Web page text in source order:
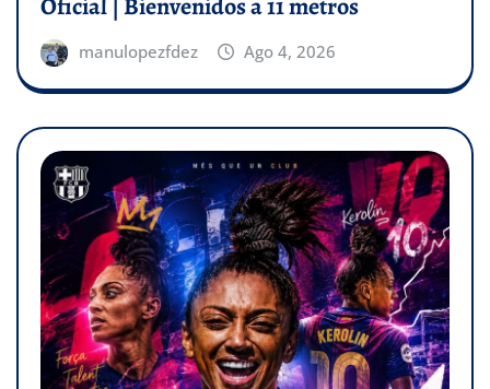
Oficial | Bienvenidos a 11 metros
manulopezfdez Ago 4, 2026